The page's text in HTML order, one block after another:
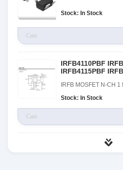
Stock: In Stock
IRFB4110PBF
IRFB4115PBF
IRFB MOSFET N-CH 1
Stock: In Stock